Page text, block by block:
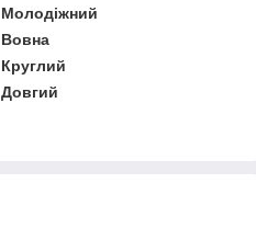
Молодіжний
Вовна
Круглий
Довгий